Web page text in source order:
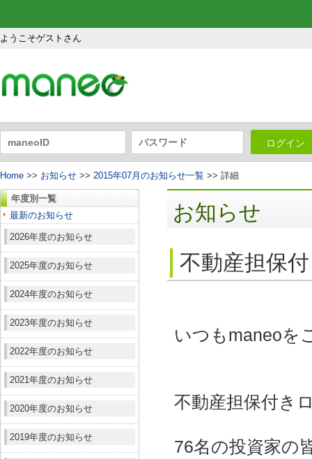
ようこそゲストさん
ログイン
Home >> お知らせ >> 2015年07月のお知らせ一覧 >> 詳細
年度別一覧
最新のお知らせ
2026年度のお知らせ
2025年度のお知らせ
2024年度のお知らせ
2023年度のお知らせ
2022年度のお知らせ
2021年度のお知らせ
2020年度のお知らせ
2019年度のお知らせ
お知らせ
不動産担保
いつもmaneoを
不動産担保付き
76名の投資家の